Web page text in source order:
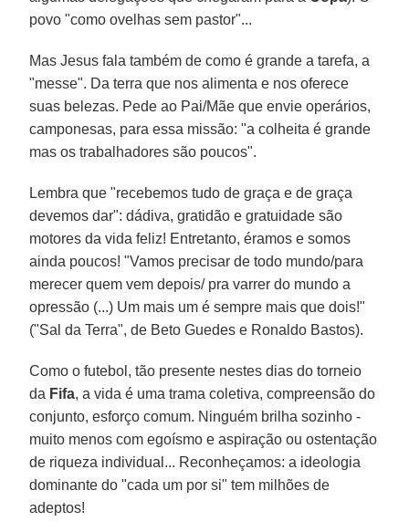
povo "como ovelhas sem pastor"...
Mas Jesus fala também de como é grande a tarefa, a
"messe". Da terra que nos alimenta e nos oferece
suas belezas. Pede ao Pai/Mãe que envie operários,
camponesas, para essa missão: "a colheita é grande
mas os trabalhadores são poucos".
Lembra que "recebemos tudo de graça e de graça
devemos dar": dádiva, gratidão e gratuidade são
motores da vida feliz! Entretanto, éramos e somos
ainda poucos! "Vamos precisar de todo mundo/para
merecer quem vem depois/ pra varrer do mundo a
opressão (...) Um mais um é sempre mais que dois!"
("Sal da Terra", de Beto Guedes e Ronaldo Bastos).
Como o futebol, tão presente nestes dias do torneio
da Fifa, a vida é uma trama coletiva, compreensão do
conjunto, esforço comum. Ninguém brilha sozinho -
muito menos com egoísmo e aspiração ou ostentação
de riqueza individual... Reconheçamos: a ideologia
dominante do "cada um por si" tem milhões de
adeptos!